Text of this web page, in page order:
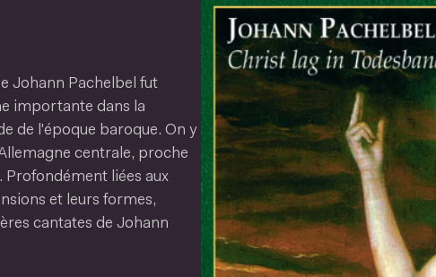
Johann Pachelbel fut
importante dans la
de l'époque baroque. On y
centrale, proche
Profondément liées aux
et leurs formes,
cantates de Johann